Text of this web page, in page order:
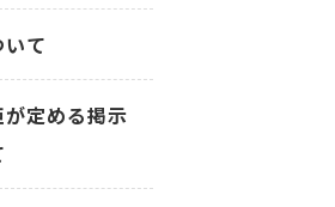
て
定める掲示